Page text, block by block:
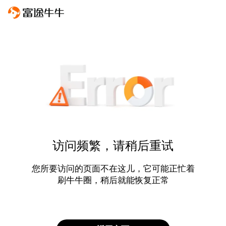
访问频繁，请稍后重试
您所要访问的页面不在这儿，它可能正忙着
刷牛牛圈，稍后就能恢复正常